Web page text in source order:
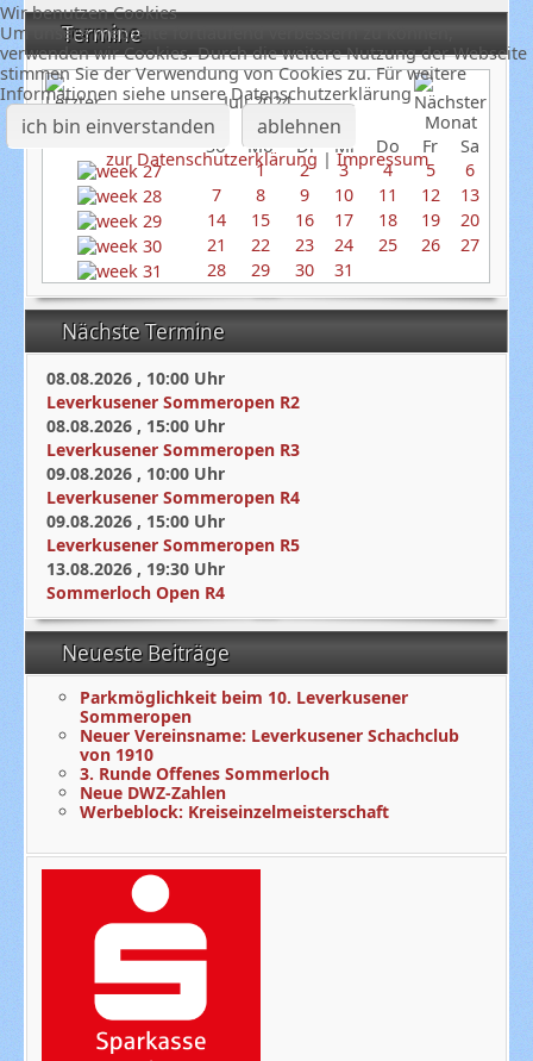
Termine
Juli 2024
So
Mo Di Mi Do Fr
Sa
1
2 3 4 5
6
7
8 9 10 11 12
13
14
15 16 17 18 19
20
21
22 23 24 25 26
27
28
29 30 31
Nächste Termine
08.08.2026 , 10:00 Uhr
Leverkusener Sommeropen R2
08.08.2026 , 15:00 Uhr
Leverkusener Sommeropen R3
09.08.2026 , 10:00 Uhr
Leverkusener Sommeropen R4
09.08.2026 , 15:00 Uhr
Leverkusener Sommeropen R5
13.08.2026 , 19:30 Uhr
Sommerloch Open R4
Neueste Beiträge
Parkmöglichkeit beim 10. Leverkusener
Sommeropen
Neuer Vereinsname: Leverkusener Schachclub
von 1910
3. Runde Offenes Sommerloch
Neue DWZ-Zahlen
Werbeblock: Kreiseinzelmeisterschaft
Wir benutzen Cookies
Um unsere Webseite fortlaufend verbessern zu können,
verwenden wir Cookies. Durch die weitere Nutzung der Webseite
stimmen Sie der Verwendung von Cookies zu. Für weitere
Informationen siehe unsere Datenschutzerklärung
ich bin einverstanden ablehnen
zur Datenschutzerklärung |Impressum